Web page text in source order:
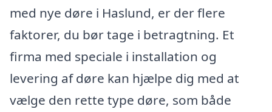
med nye døre i Haslund, er der flere
faktorer, du bør tage i betragtning. Et
firma med speciale i installation og
levering af døre kan hjælpe dig med at
vælge den rette type døre, som både